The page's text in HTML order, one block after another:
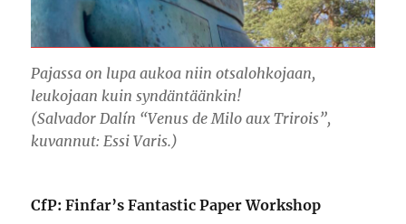
Pajassa on lupa aukoa niin otsalohkojaan,
leukojaan kuin syndäntäänkin!
(Salvador Dalín “Venus de Milo aux Trirois”,
kuvannut: Essi Varis.)
CfP: Finfar’s Fantastic Paper Workshop